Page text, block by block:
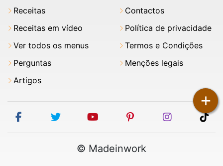
+
Receitas
Receitas em vídeo
Ver todos os menus
Perguntas
Artigos
Contactos
Política de privacidade
Termos e Condições
Menções legais
facebooktwitter youtubepinterestinstagram
© Madeinwork